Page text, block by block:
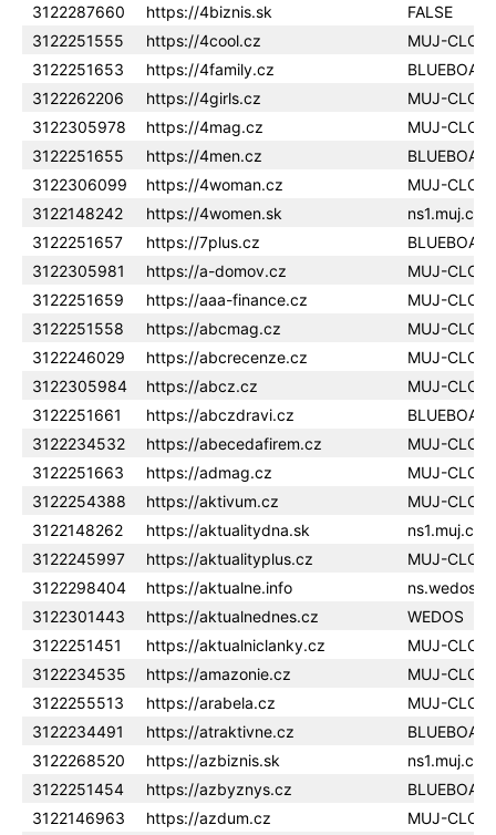
3122287660
https://4biznis.sk
FALSE
3122251555
https://4cool.cz
MUJ-
3122251653
https://4family.cz
3122262206
https://4girls.cz
MUJ-
3122305978
https://4mag.cz
MUJ-
3122251655
https://4men.cz
3122306099
https://4woman.cz
MUJ-
3122148242
https://4women.sk
3122251657
https://7plus.cz
3122305981
https://a-domov.cz
MUJ-
3122251659
https://aaa-finance.cz
MUJ-
3122251558
https://abcmag.cz
MUJ-
3122246029
https://abcrecenze.cz
MUJ-
3122305984
https://abcz.cz
MUJ-
3122251661
https://abczdravi.cz
3122234532
https://abecedafirem.cz
MUJ-
3122251663
https://admag.cz
MUJ-
3122254388
https://aktivum.cz
MUJ-
3122148262
https://aktualitydna.sk
3122245997
https://aktualityplus.cz
MUJ-
3122298404
https://aktualne.info
3122301443
https://aktualnednes.cz
WEDOS
3122251451
https://aktualniclanky.cz
MUJ-
3122234535
https://amazonie.cz
MUJ-
3122255513
https://arabela.cz
MUJ-
3122234491
https://atraktivne.cz
3122268520
https://azbiznis.sk
3122251454
https://azbyznys.cz
3122146963
https://azdum.cz
MUJ-